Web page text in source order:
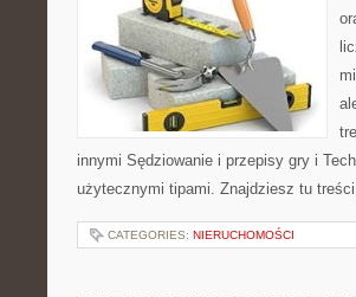
innymi Sędziowanie i przepisy gry i
użytecznymi tipami. Znajdziesz tu
CATEGORIES: NIERUCHOMOŚCI